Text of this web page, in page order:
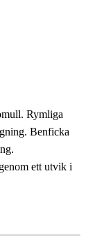
Rymliga
Benficka
ett utvik i